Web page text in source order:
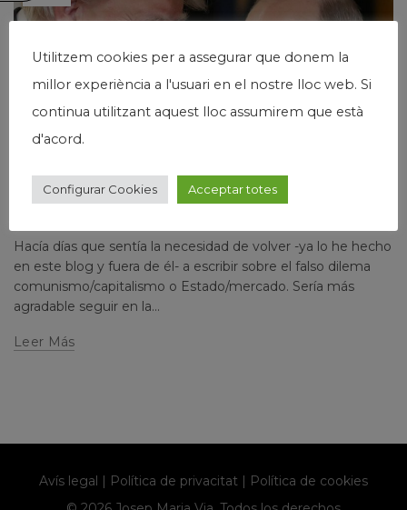
LA NECESIDAD DE REITERAR LO OBVIO
Hacía días que sentía la necesidad de volver -ya lo he hecho
en este blog y fuera de él- a escribir sobre el falso dilema
comunismo/capitalismo o Estado/mercado. Sería más
agradable seguir en la...
Leer Más
Avís legal | Política de privacitat | Política de cookies
Utilitzem cookies per a assegurar que donem la
millor experiència a l'usuari en el nostre lloc web. Si
continua utilitzant aquest lloc assumirem que està
d'acord.
Configurar Cookies Acceptar totes